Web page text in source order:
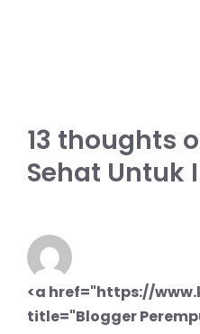
13 thoughts
Sehat Untuk
<a href="https://
title="Blogger